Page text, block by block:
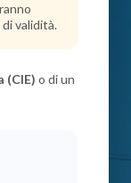
validità.
o di un